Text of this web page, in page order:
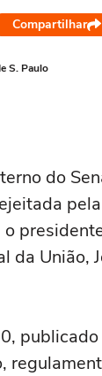
Compartilhar
S. Paulo
do
da União,